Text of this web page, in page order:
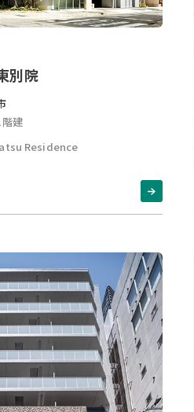
別院
建
Residence